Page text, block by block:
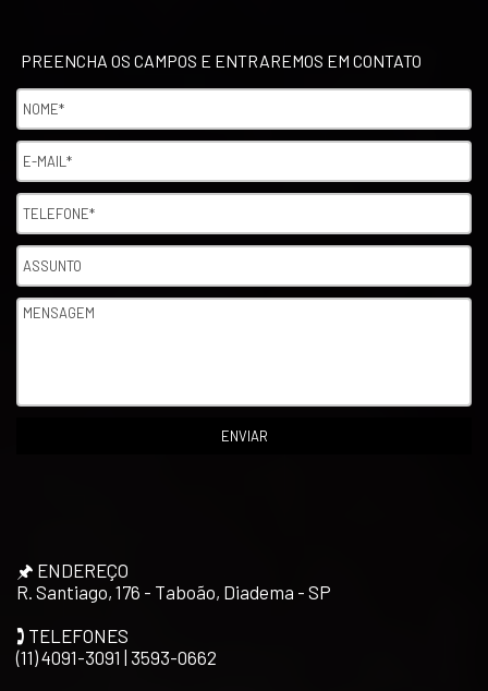
PREENCHA OS CAMPOS E ENTRAREMOS EM CONTATO
🖈 ENDEREÇO
R. Santiago, 176 - Taboão, Diadema - SP
🕽 TELEFONES
(11) 4091-3091 | 3593-0662